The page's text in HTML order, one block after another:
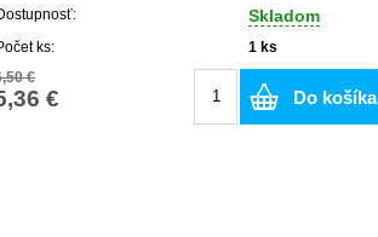
Skladom
ks: 1 ks
€
€ Do košíka